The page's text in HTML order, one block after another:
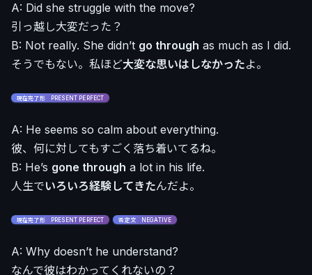
A: Did she struggle with the move?
引っ越し大変だった？
B: Not really. She didn’t go through as much as I did.
そうでもない。私ほど大変な思いはしなかったよ。
現在完了形 PRESENT PERFECT
A: He seems so calm about everything.
彼、何に対してもすごく落ち着いてるね。
B: He’s gone through a lot in his life.
人生でいろいろ経験してきたんだよ。
現在完了形 PRESENT PERFECT 否定文 NEGATIVE
A: Why doesn’t he understand?
なんで彼はわかってくれないの？